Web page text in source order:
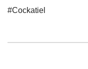
#Cockatiel